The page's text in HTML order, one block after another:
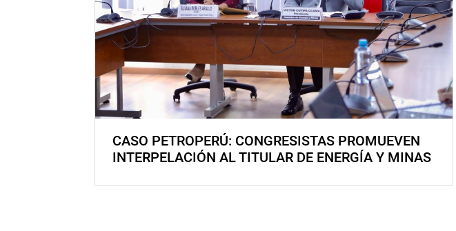
CASO PETROPERÚ: CONGRESISTAS PROMUEVEN
INTERPELACIÓN AL TITULAR DE ENERGÍA Y MINAS